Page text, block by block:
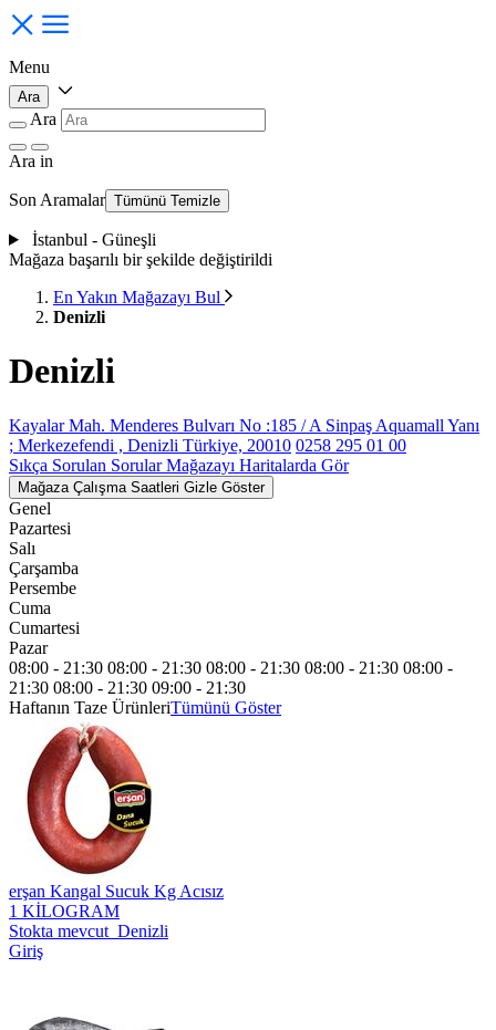
Menu
Ara
Ara
Ara in
Son Aramalar Tümünü Temizle
İstanbul - Güneşli
Mağaza başarılı bir şekilde değiştirildi
En Yakın Mağazayı Bul
Denizli
Denizli
Kayalar Mah. Menderes Bulvarı No :185 / A Sinpaş Aquamall Yanı
; Merkezefendi , Denizli Türkiye, 20010 0258 295 01 00
Sıkça Sorulan SorularMağazayı Haritalarda Gör
Mağaza Çalışma Saatleri Gizle Göster
Genel
Pazartesi
Salı
Çarşamba
Persembe
Cuma
Cumartesi
Pazar
08:00 - 21:30 08:00 - 21:30 08:00 - 21:30 08:00 - 21:30 08:00 -
21:30 08:00 - 21:30 09:00 - 21:30
Haftanın Taze ÜrünleriTümünü Göster
erşan Kangal Sucuk Kg Acısız
1 KİLOGRAM
Stokta mevcut Denizli
Giriş